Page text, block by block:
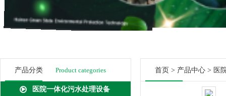
产品分类 Product categories
医院一体化污水处理设备
首页 > 产品中心 > 医